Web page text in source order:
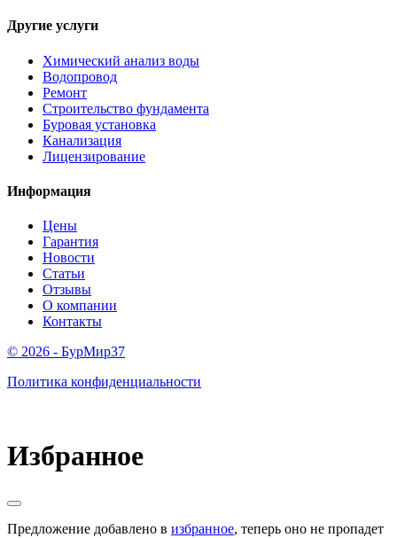
Другие услуги
Химический анализ воды
Водопровод
Ремонт
Строительство фундамента
Буровая установка
Канализация
Лицензирование
Информация
Цены
Гарантия
Новости
Статьи
Отзывы
О компании
Контакты
© 2026 - БурМир37
Политика конфиденциальности
Избранное
Предложение добавлено в избранное, теперь оно не пропадет